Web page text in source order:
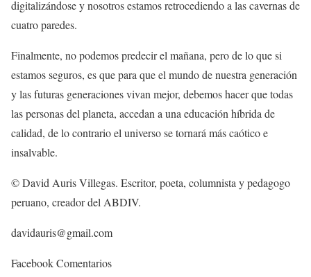
digitalizándose y nosotros estamos retrocediendo a las cavernas de
cuatro paredes.
Finalmente, no podemos predecir el mañana, pero de lo que si
estamos seguros, es que para que el mundo de nuestra generación
y las futuras generaciones vivan mejor, debemos hacer que todas
las personas del planeta, accedan a una educación híbrida de
calidad, de lo contrario el universo se tornará más caótico e
insalvable.
© David Auris Villegas. Escritor, poeta, columnista y pedagogo
peruano, creador del ABDIV.
davidauris@gmail.com
Facebook Comentarios